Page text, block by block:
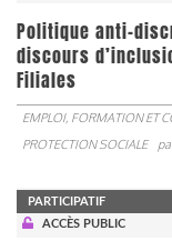
Politique anti-
discours
Filiales
EMPLOI, FORMATION ET
PROTECTION SOCIALE
PARTICIPATIF
ACCÈS PUBLIC